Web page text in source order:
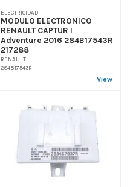
ELECTRICIDAD
MODULO ELECTRONICO
RENAULT CAPTUR I
Adventure 2016 284B17543R
217288
RENAULT
284B17543R
View